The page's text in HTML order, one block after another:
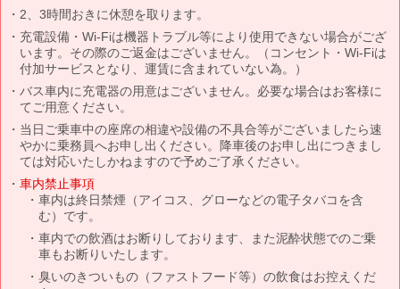
2、3時間おきに休憩を取ります。
充電設備・Wi-Fiは機器トラブル等により使用できない場合がござ
います。その際のご返金はございません。（コンセント・Wi-Fiは
付加サービスとなり、運賃に含まれていない為。）
バス車内に充電器の用意はございません。必要な場合はお客様に
てご用意ください。
当日ご乗車中の座席の相違や設備の不具合等がございましたら速
やかに乗務員へお申し出ください。降車後のお申し出につきまし
ては対応いたしかねますので予めご了承ください。
車内禁止事項
車内は終日禁煙（アイコス、グローなどの電子タバコを含
む）です。
車内での飲酒はお断りしております、また泥酔状態でのご乗
車もお断りいたします。
臭いのきついもの（ファストフード等）の飲食はお控えくだ